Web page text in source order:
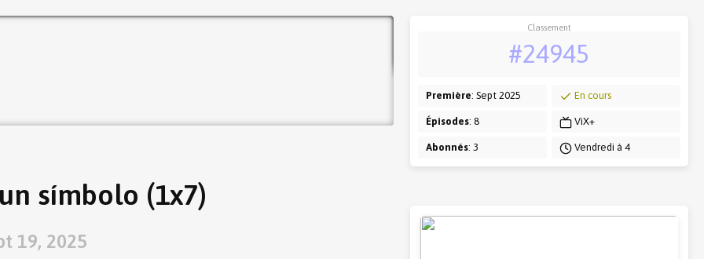
símbolo (1x7)
19, 2025
Classement
#24945
Première: Sept 2025
Épisodes: 8
Abonnés: 3
En cours
ViX+
Vendredi à 4